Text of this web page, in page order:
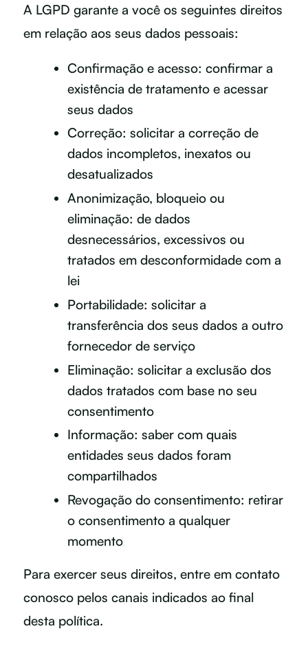
A LGPD garante a você os seguintes direitos
em relação aos seus dados pessoais:
Confirmação e acesso: confirmar a
existência de tratamento e acessar
seus dados
Correção: solicitar a correção de
dados incompletos, inexatos ou
desatualizados
Anonimização, bloqueio ou
eliminação: de dados
desnecessários, excessivos ou
tratados em desconformidade com a
lei
Portabilidade: solicitar a
transferência dos seus dados a outro
fornecedor de serviço
Eliminação: solicitar a exclusão dos
dados tratados com base no seu
consentimento
Informação: saber com quais
entidades seus dados foram
compartilhados
Revogação do consentimento: retirar
o consentimento a qualquer
momento
Para exercer seus direitos, entre em contato
conosco pelos canais indicados ao final
desta política.